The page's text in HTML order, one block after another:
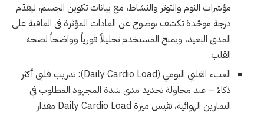
مؤشرات النوم والتوتر والنشاط، مع بيانات تكوين الجسم، ليقدّم
درجة موحّدة تكشف بوضوح عن العادات المؤثرة في العافية على
المدى البعيد، ويمنح المستخدم تحليلاً فورياً وواضحاً لصحة
القلب.
العبء القلبي اليومي (Daily Cardio Load): تدريب قلبي أكثر
ذكاءً – عند محاولة تحديد مدى شدة المجهود المطلوب في
التمارين الهوائية، تقيس ميزة Daily Cardio Load مقدار